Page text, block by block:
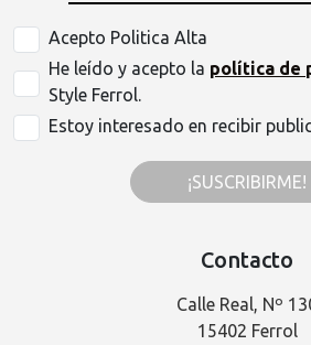
Acepto Politica Alta
He leído y acepto la política de
Style Ferrol.
Estoy interesado en recibir
¡SUSCRIBIRME!
Contacto
Calle Real, Nº
15402 Ferrol